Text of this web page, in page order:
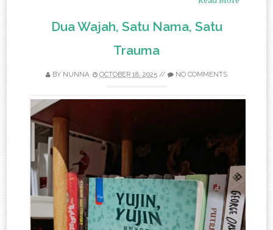
Dua Wajah, Satu Nama, Satu
Trauma
BY NUNNA OCTOBER 18, 2025 // NO COMMENTS